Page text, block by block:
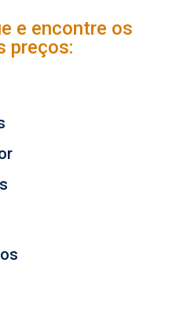
e encontre os
preços: